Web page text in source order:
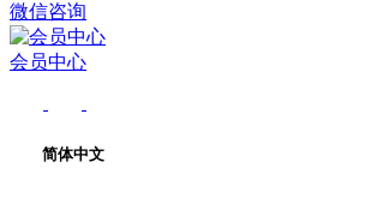
微信咨询
会员中心
简体中文